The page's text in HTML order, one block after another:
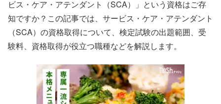
ビス・ケア・アテンダント（SCA）」という資格はご存
知ですか？この記事では、サービス・ケア・アテンダント
（SCA）の資格取得について、検定試験の出題範囲、受
験料、資格取得が役立つ職種などを解説します。